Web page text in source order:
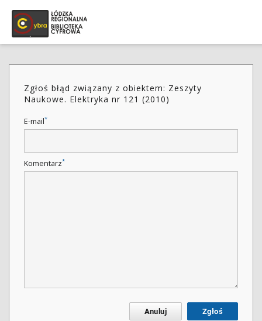
Zgłoś błąd związany z obiektem: Zeszyty
Naukowe. Elektryka nr 121 (2010)
E-mail*
Komentarz*
Anuluj Zgłoś